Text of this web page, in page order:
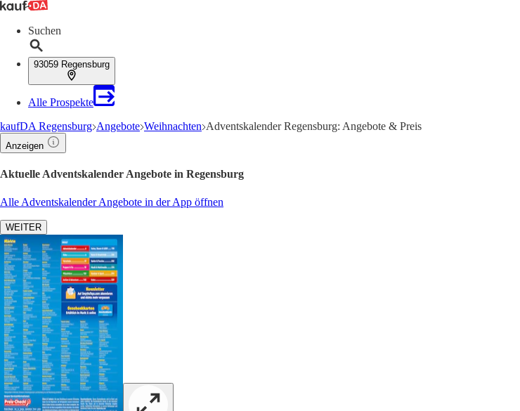
Suchen
93059 Regensburg
Alle Prospekte
kaufDA Regensburg Angebote Weihnachten Adventskalender Regensburg: Angebote & Preis
Anzeigen
Aktuelle Adventskalender Angebote in Regensburg
Alle Adventskalender Angebote in der App öffnen
WEITER